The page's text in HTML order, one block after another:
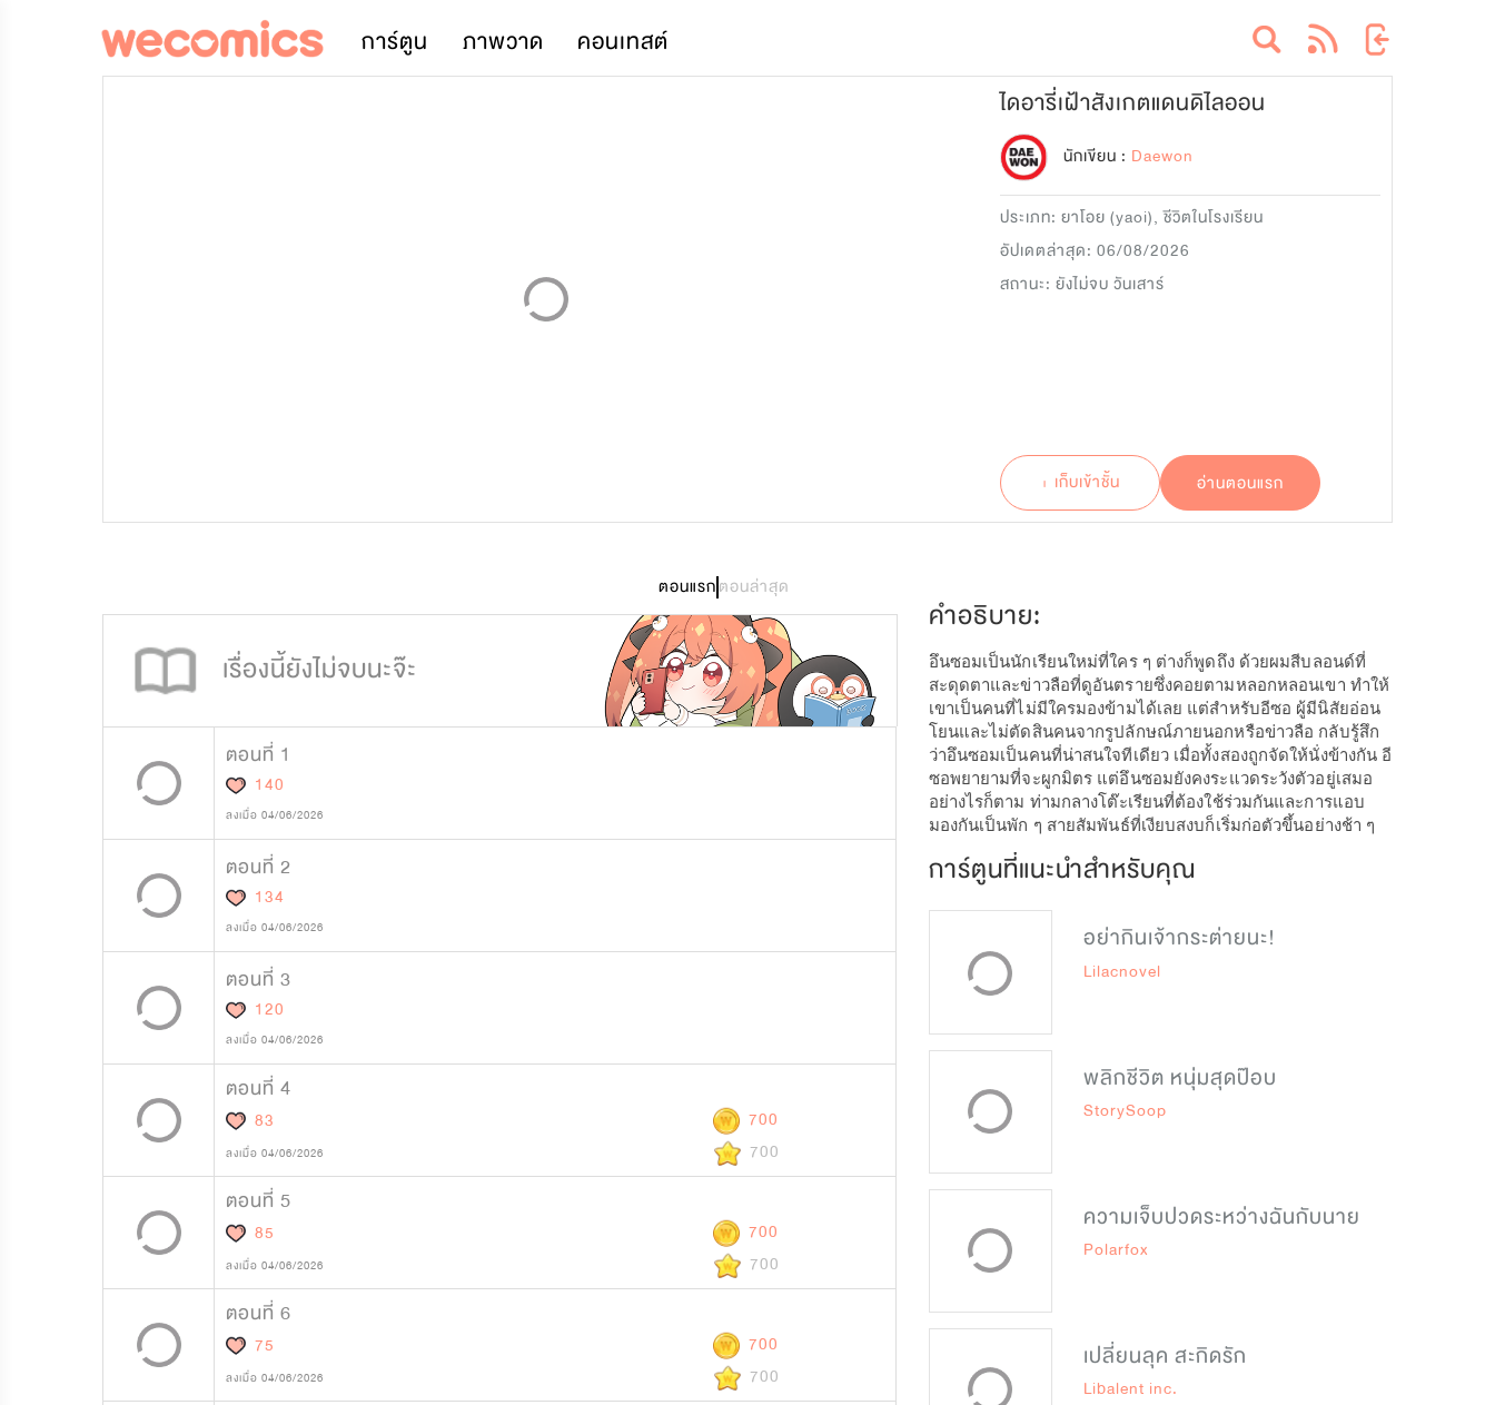
การ์ตูน ภาพวาด คอนเทสต์
ไดอารี่เฝ้าสังเกตแดนดิไลออน
นักเขียน : Daewon
ประเภท:ยาโอย (yaoi),ชีวิตในโรงเรียน
อัปเดตล่าสุด: 06/08/2026
สถานะ: ยังไม่จบ วันเสาร์
+ เก็บเข้าชั้น อ่านตอนแรก
ตอนแรกตอนล่าสุด
เรื่องนี้ยังไม่จบนะจ๊ะ
ตอนที่ 1
140
ลงเมื่อ 04/06/2026
ตอนที่ 2
134
ลงเมื่อ 04/06/2026
ตอนที่ 3
120
ลงเมื่อ 04/06/2026
ตอนที่ 4
83 700
ลงเมื่อ 04/06/2026 700
ตอนที่ 5
85 700
ลงเมื่อ 04/06/2026 700
ตอนที่ 6
75 700
ลงเมื่อ 04/06/2026 700
คำอธิบาย:
อึนซอมเป็นนักเรียนใหม่ที่ใคร ๆ ต่างก็พูดถึง ด้วยผมสีบลอนด์ที่
สะดุดตาและข่าวลือที่ดูอันตรายซึ่งคอยตามหลอกหลอนเขา ทำให้
เขาเป็นคนที่ไม่มีใครมองข้ามได้เลย แต่สำหรับอีซอ ผู้มีนิสัยอ่อน
โยนและไม่ตัดสินคนจากรูปลักษณ์ภายนอกหรือข่าวลือ กลับรู้สึก
ว่าอึนซอมเป็นคนที่น่าสนใจทีเดียว เมื่อทั้งสองถูกจัดให้นั่งข้างกัน อี
ซอพยายามที่จะผูกมิตร แต่อึนซอมยังคงระแวดระวังตัวอยู่เสมอ
อย่างไรก็ตาม ท่ามกลางโต๊ะเรียนที่ต้องใช้ร่วมกันและการแอบ
มองกันเป็นพัก ๆ สายสัมพันธ์ที่เงียบสงบก็เริ่มก่อตัวขึ้นอย่างช้า ๆ
การ์ตูนที่แนะนำสำหรับคุณ
อย่ากินเจ้ากระต่ายนะ!
Lilacnovel
พลิกชีวิต หนุ่มสุดป๊อบ
StorySoop
ความเจ็บปวดระหว่างฉันกับนาย
Polarfox
เปลี่ยนลุค สะกิดรัก
Libalent inc.